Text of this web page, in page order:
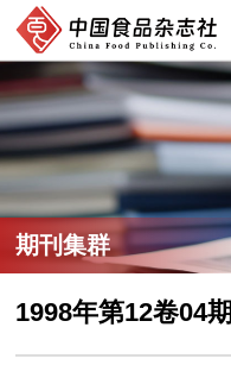
期刊集群
1998年第12卷04期